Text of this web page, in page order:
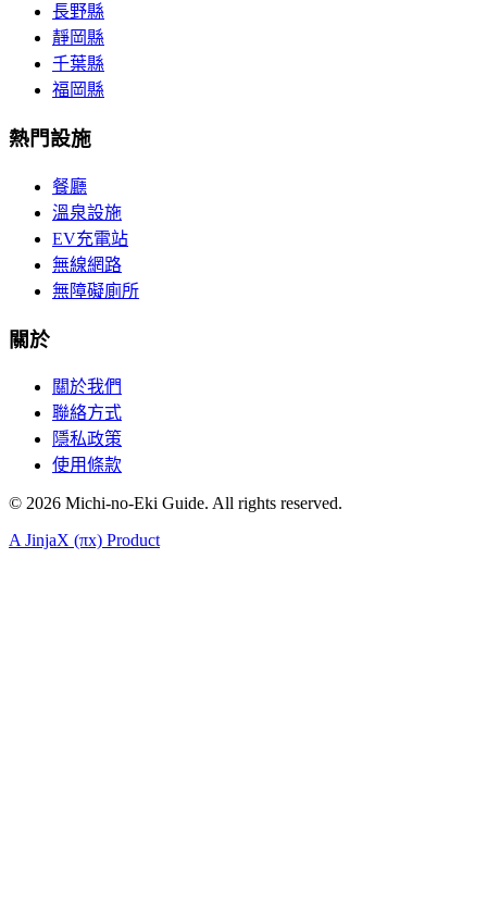
長野縣
靜岡縣
千葉縣
福岡縣
熱門設施
餐廳
溫泉設施
EV充電站
無線網路
無障礙廁所
關於
關於我們
聯絡方式
隱私政策
使用條款
© 2026 Michi-no-Eki Guide. All rights reserved.
A JinjaX (πx) Product